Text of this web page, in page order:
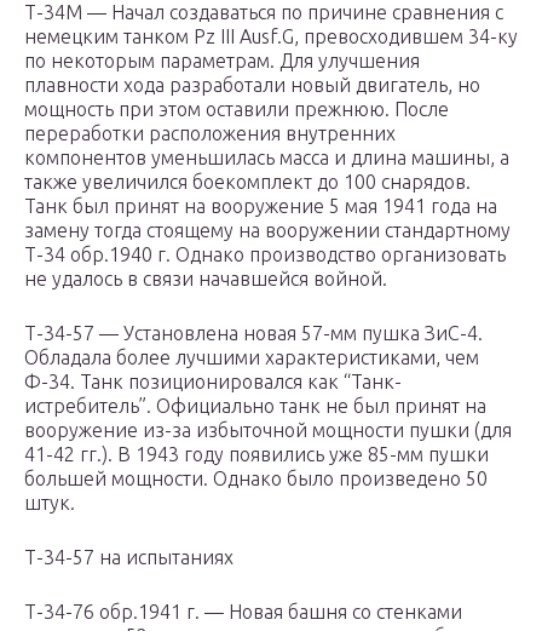
Т-34М — Начал создаваться по причине сравнения с
немецким танком Pz III Ausf.G, превосходившем 34-ку
по некоторым параметрам. Для улучшения
плавности хода разработали новый двигатель, но
мощность при этом оставили прежнюю. После
переработки расположения внутренних
компонентов уменьшилась масса и длина машины, а
также увеличился боекомплект до 100 снарядов.
Танк был принят на вооружение 5 мая 1941 года на
замену тогда стоящему на вооружении стандартному
Т-34 обр.1940 г. Однако производство организовать
не удалось в связи начавшейся войной.
Т-34-57 — Установлена новая 57-мм пушка ЗиС-4.
Обладала более лучшими характеристиками, чем
Ф-34. Танк позиционировался как “Танк-
истребитель”. Официально танк не был принят на
вооружение из-за избыточной мощности пушки (для
41-42 гг.). В 1943 году появились уже 85-мм пушки
большей мощности. Однако было произведено 50
штук.
Т-34-57 на испытаниях
Т-34-76 обр.1941 г. — Новая башня со стенками